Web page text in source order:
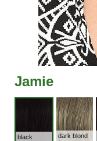
Jamie
black dark blond